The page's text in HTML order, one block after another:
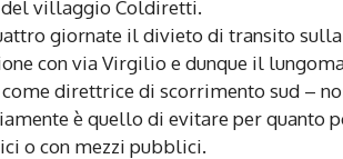
villaggio Coldiretti.
giornate il divieto di transito
con via Virgilio e dunque il
direttrice di scorrimento sud –
è quello di evitare per quanto
o con mezzi pubblici.